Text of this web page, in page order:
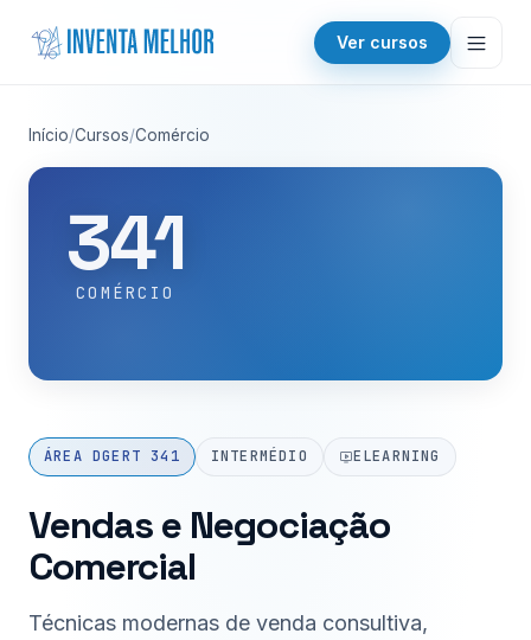
Saltar para o conteúdo Ver cursos
Início/Cursos/Comércio
341
COMÉRCIO
ÁREA DGERT 341 INTERMÉDIO ELEARNING
Vendas e Negociação
Comercial
Técnicas modernas de venda consultiva,